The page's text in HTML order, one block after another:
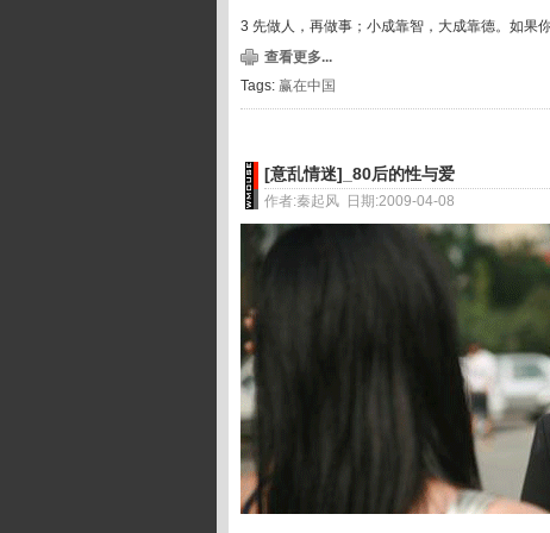
3 先做人，再做事；小成靠智，大成靠德。如果
查看更多...
Tags: 赢在中国
[意乱情迷]_80后的性与爱
作者:秦起风 日期:2009-04-08